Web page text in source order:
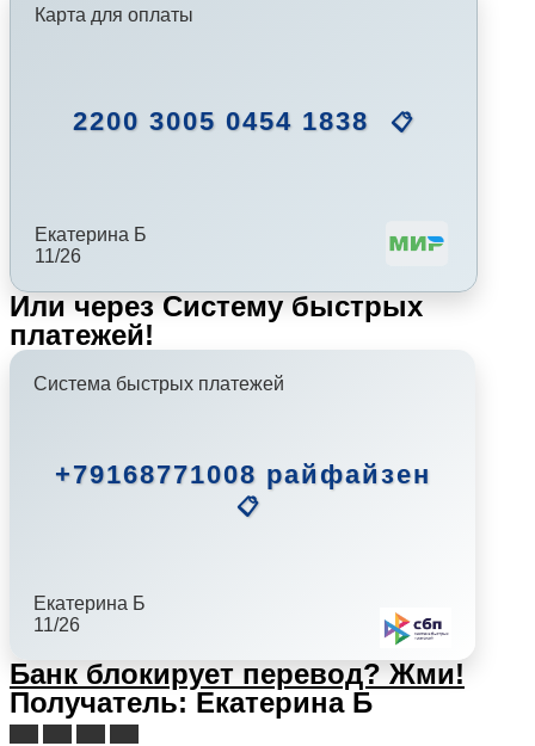
Карта для оплаты
2200 3005 0454 1838 📋
Екатерина Б
11/26
Или через Систему быстрых
платежей!
Система быстрых платежей
+79168771008 райфайзен
📋
Екатерина Б
11/26
Банк блокирует перевод? Жми!
Получатель: Екатерина Б